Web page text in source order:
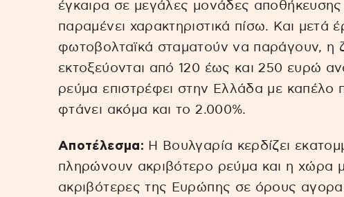
έγκαιρα σε μεγάλες μονάδες
παραμένει χαρακτηριστικά πίσω. Και μετά
φωτοβολταϊκά σταματούν να παράγουν, η
εκτοξεύονται από 120 έως και 250 ευρώ
ρεύμα επιστρέφει στην Ελλάδα με καπέλο
φτάνει ακόμα και το 2.000%.
Αποτέλεσμα: Η Βουλγαρία κερδίζει
πληρώνουν ακριβότερο ρεύμα και η χώρα
ακριβότερες της Ευρώπης σε όρους